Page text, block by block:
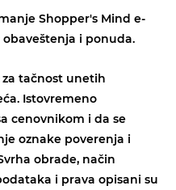
Shopper's Mind e-
i ponuda.
tačnost unetih
Istovremeno
cenovnikom i da se
oznake poverenja i
obrade, način
i prava opisani su